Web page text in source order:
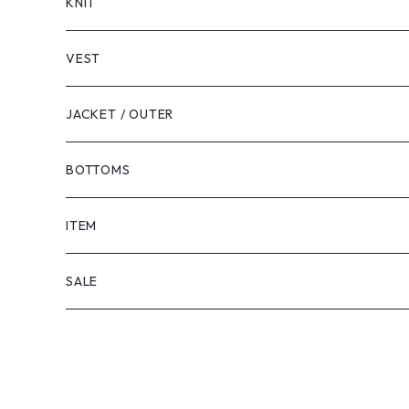
VEST
JACKET / OUTER
BOTTOMS
SHORTS
PANTS
ITEM
SALE